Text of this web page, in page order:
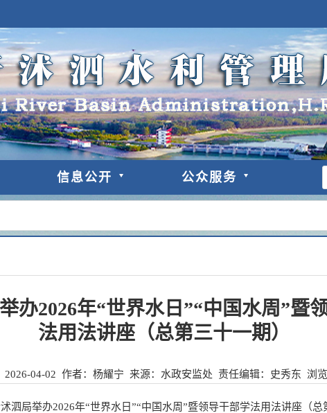
信息公开 公众服务
办2026年“世界水日”“中国水周”暨
法用法讲座（总第三十一期）
2026-04-02 作者：杨耀宁 来源： 水政安监处 责任编辑：史秀东 浏
泗局举办2026年“世界水日”“中国水周”暨领导干部学法用法讲座（总